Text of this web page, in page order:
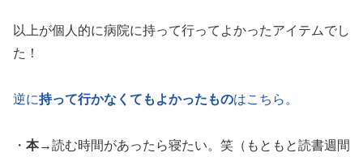
以上が個人的に病院に持って行ってよかったアイテムでし
た！
逆に持って行かなくてもよかったものはこちら。
・ 本→読む時間があったら寝たい。笑（もともと読書週間